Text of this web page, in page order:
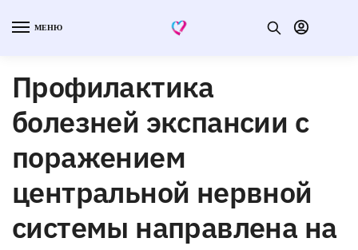
МЕНЮ
Профилактика
болезней экспансии с
поражением
центральной нервной
системы направлена на